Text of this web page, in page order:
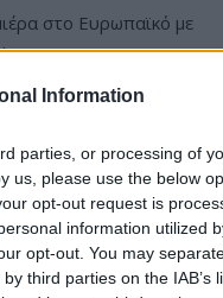
Information
parties, or processing of
us, please use the below
opt-out request is
information utilized
opt-out. You may
third parties on the IAB’s
στο Ευρωπαϊκό με